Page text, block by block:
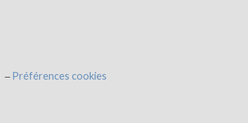
Préférences cookies